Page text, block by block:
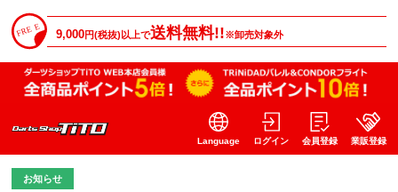
9,000円(税抜)以上で送料無料!!※卸売対象外
Language ログイン 会員登録 業販登録
お知らせ